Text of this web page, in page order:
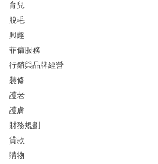
育兒
脫毛
興趣
菲傭服務
行銷與品牌經營
裝修
護老
護膚
財務規劃
貸款
購物